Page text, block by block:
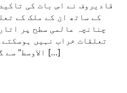
قادیروف نے اس بات کی
کے ساتھ ان کے ملک کے
چنانچہ عالمی سطح پر
تعلقات خراب نہیں
الاوسط” سے گفتگو کرتے ہوئے ایک […]